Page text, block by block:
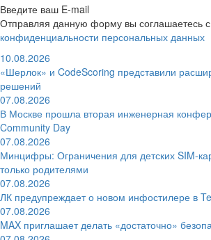
Введите ваш E-mail
Отправляя данную форму вы соглашаетесь с
конфиденциальности персональных данных
10.08.2026
«Шерлок» и CodeScoring представили
решений
07.08.2026
В Москве прошла вторая инженерная
Community Day
07.08.2026
Минцифры: Ограничения для детских SIM-
только родителями
07.08.2026
ЛК предупреждает о новом инфостилере в
07.08.2026
MAX приглашает делать «достаточно»